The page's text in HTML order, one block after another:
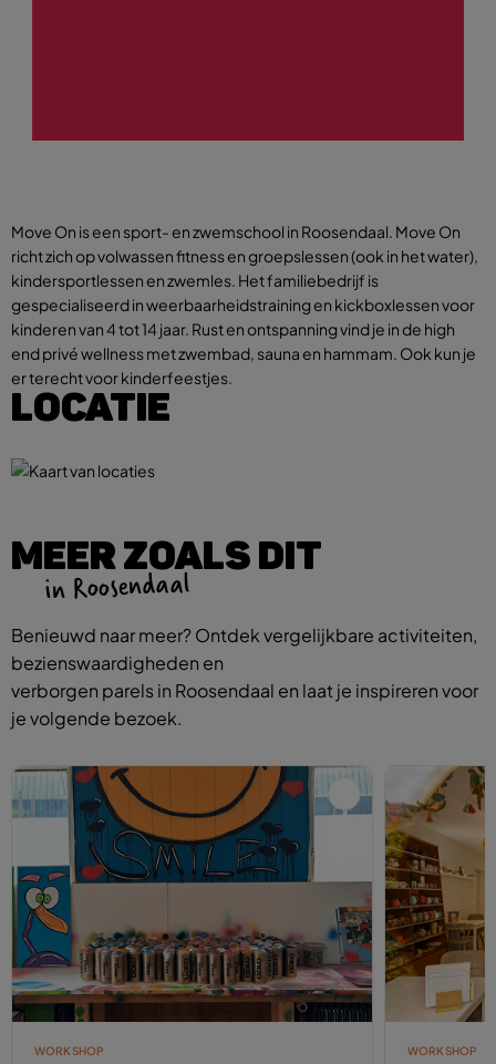
Move On is een sport- en zwemschool in Roosendaal. Move On
richt zich op volwassen fitness en groepslessen (ook in het water),
kindersportlessen en zwemles. Het familiebedrijf is
gespecialiseerd in weerbaarheidstraining en kickboxlessen voor
kinderen van 4 tot 14 jaar. Rust en ontspanning vind je in de high
end privé wellness met zwembad, sauna en hammam. Ook kun je
er terecht voor kinderfeestjes.
LOCATIE
MEER ZOALS DIT
in Roosendaal
Benieuwd naar meer? Ontdek vergelijkbare activiteiten,
bezienswaardigheden en
verborgen parels in Roosendaal en laat je inspireren voor
je volgende bezoek.
WORKSHOP WORKSHOP